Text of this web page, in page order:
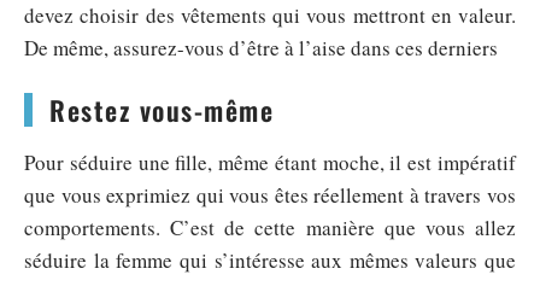
devez choisir des vêtements qui vous mettront en valeur.
De même, assurez-vous d’être à l’aise dans ces derniers
Restez vous-même
Pour séduire une fille, même étant moche, il est impératif
que vous exprimiez qui vous êtes réellement à travers vos
comportements. C’est de cette manière que vous allez
séduire la femme qui s’intéresse aux mêmes valeurs que